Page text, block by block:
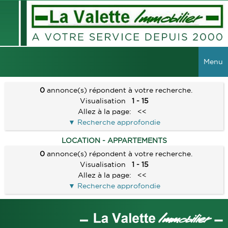
Menu
ACCUEIL
TOUTES LES VENTES
MAISONS
LOCATIONS
TOUTES LES LOCATIONS
LOCAUX COMMERCIAUX
0 annonce(s) répondent à votre recherche.
Visualisation
1 - 15
Allez à la page:
<<
Recherche approfondie
LOCATION - APPARTEMENTS
0 annonce(s) répondent à votre recherche.
Visualisation
1 - 15
Allez à la page:
<<
Recherche approfondie